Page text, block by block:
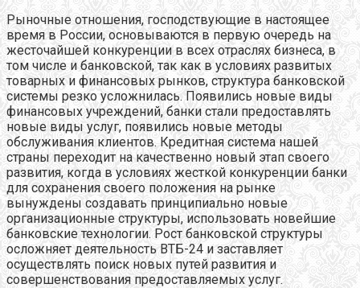
Рыночные отношения, господствующие в настоящее
время в России, основываются в первую очередь на
жесточайшей конкуренции в всех отраслях бизнеса, в
том числе и банковской, так как в условиях развитых
товарных и финансовых рынков, структура банковской
системы резко усложнилась. Появились новые виды
финансовых учреждений, банки стали предоставлять
новые виды услуг, появились новые методы
обслуживания клиентов. Кредитная система нашей
страны переходит на качественно новый этап своего
развития, когда в условиях жесткой конкуренции банки
для сохранения своего положения на рынке
вынуждены создавать принципиально новые
организационные структуры, использовать новейшие
банковские технологии. Рост банковской структуры
осложняет деятельность ВТБ-24 и заставляет
осуществлять поиск новых путей развития и
совершенствования предоставляемых услуг.